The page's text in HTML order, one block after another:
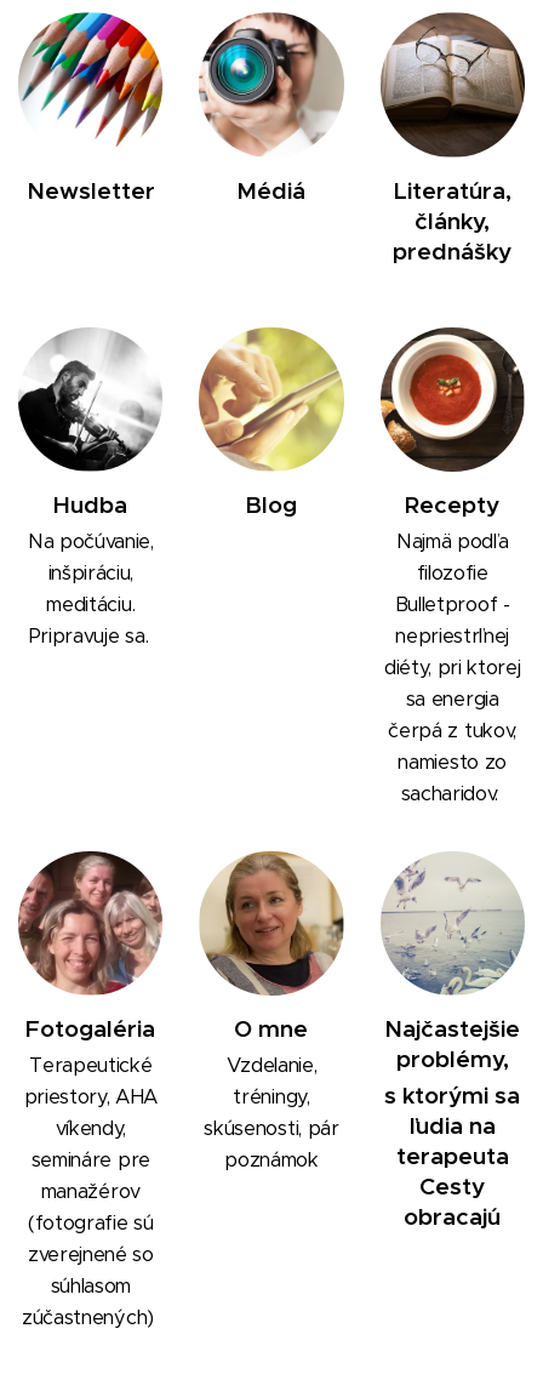
Newsletter Médiá
Literatúra,
články,
prednášky
Hudba
Na počúvanie,
inšpiráciu,
meditáciu.
Pripravuje sa.
Blog Recepty
Najmä podľa
filozofie
Bulletproof -
nepriestrľnej
diéty, pri ktorej
sa energia
čerpá z tukov,
namiesto zo
sacharidov.
Fotogaléria
Terapeutické
priestory, AHA
víkendy,
semináre pre
manažérov
(fotografie sú
zverejnené so
súhlasom
zúčastnených)
O mne
Vzdelanie,
tréningy,
skúsenosti, pár
poznámok
Najčastejšie
problémy,
s ktorými sa
ľudia na
terapeuta
Cesty
obracajú